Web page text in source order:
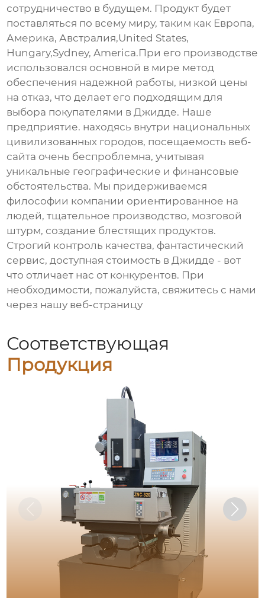
сотрудничество в будущем. Продукт будет
поставляться по всему миру, таким как Европа,
Америка, Австралия,United States,
Hungary,Sydney, America.При его производстве
использовался основной в мире метод
обеспечения надежной работы, низкой цены
на отказ, что делает его подходящим для
выбора покупателями в Джидде. Наше
предприятие. находясь внутри национальных
цивилизованных городов, посещаемость веб-
сайта очень беспроблемна, учитывая
уникальные географические и финансовые
обстоятельства. Мы придерживаемся
философии компании ориентированное на
людей, тщательное производство, мозговой
штурм, создание блестящих продуктов.
Строгий контроль качества, фантастический
сервис, доступная стоимость в Джидде - вот
что отличает нас от конкурентов. При
необходимости, пожалуйста, свяжитесь с нами
через нашу веб-страницу
Соответствующая
Продукция